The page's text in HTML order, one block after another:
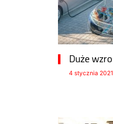
Duże
4 stycznia 2021